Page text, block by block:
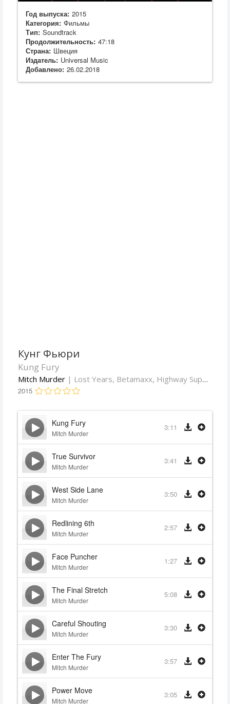
Год выпуска: 2015
Категория: Фильмы
Тип: Soundtrack
Продолжительность: 47:18
Страна: Швеция
Издатель: Universal Music
Добавлено: 26.02.2018
Кунг Фьюри
Kung Fury
Mitch Murder | Lost Years, Betamaxx, Highway Superstar
2015
Kung Fury
Mitch Murder
3:11
True Survivor
Mitch Murder
3:41
West Side Lane
Mitch Murder
3:50
Redlining 6th
Mitch Murder
2:57
Face Puncher
Mitch Murder
1:27
The Final Stretch
Mitch Murder
5:08
Careful Shouting
Mitch Murder
3:30
Enter The Fury
Mitch Murder
3:57
Power Move
Mitch Murder
3:05